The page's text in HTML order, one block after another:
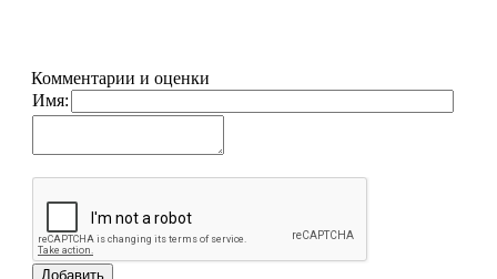
Комментарии и оценки
Имя: